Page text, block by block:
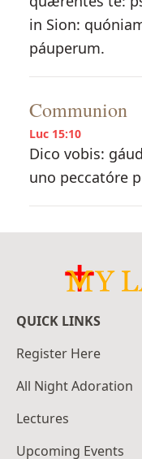
in Sion:
páuperum.
Communion
Luc 15:10
Dico vobis:
uno peccatóre
QUICK LINKS
Register Here
All Night Adoration
Lectures
Upcoming Events